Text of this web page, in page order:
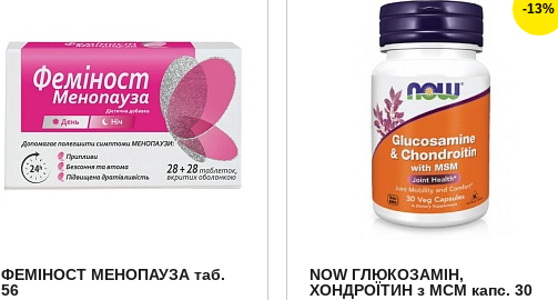
ФЕМІНОСТ МЕНОПАУЗА таб.
56
-13%
NOW ГЛЮКОЗАМІН,
ХОНДРОЇТИН з МСМ капс. 30